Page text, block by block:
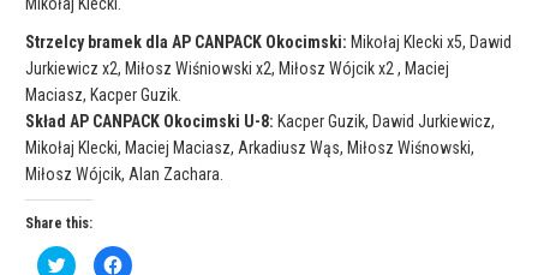
Mikołaj Klecki.
Strzelcy bramek dla AP CANPACK Okocimski: Mikołaj Klecki x5, Dawid
Jurkiewicz x2, Miłosz Wiśniowski x2, Miłosz Wójcik x2 , Maciej
Maciasz, Kacper Guzik.
Skład AP CANPACK Okocimski U-8: Kacper Guzik, Dawid Jurkiewicz,
Mikołaj Klecki, Maciej Maciasz, Arkadiusz Wąs, Miłosz Wiśnowski,
Miłosz Wójcik, Alan Zachara.
Share this:
C C